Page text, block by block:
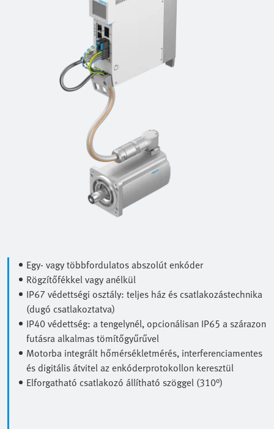
Egy- vagy többfordulatos abszolút enkóder
Rögzítőfékkel vagy anélkül
IP67 védettségi osztály: teljes ház és csatlakozástechnika
(dugó csatlakoztatva)
IP40 védettség: a tengelynél, opcionálisan IP65 a szárazon
futásra alkalmas tömítőgyűrűvel
Motorba integrált hőmérsékletmérés, interferenciamentes
és digitális átvitel az enkóderprotokollon keresztül
Elforgatható csatlakozó állítható szöggel (310°)